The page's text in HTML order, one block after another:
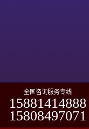
全国咨询服务专线
15881414888
15808497071